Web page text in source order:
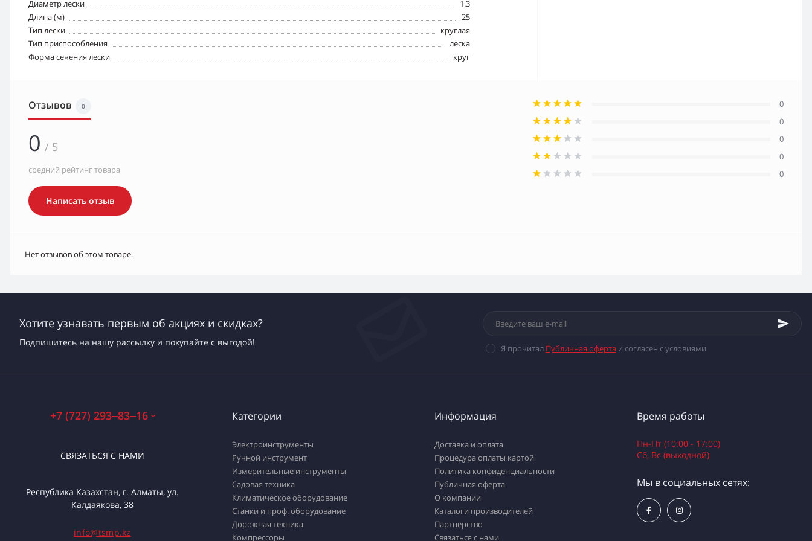
Диаметр лески
1.3
Длина (м)
25
Тип лески
круглая
Тип приспособления
леска
Форма сечения лески
круг
Отзывов 0
0 / 5
средний рейтинг товара
Написать отзыв
0
0
0
0
0
Нет отзывов об этом товаре.
Хотите узнавать первым об акциях и скидках?
Подпишитесь на нашу рассылку и покупайте с выгодой!
Я прочитал Публичная офертаи согласен с условиями
+7 (727) 293‒83‒16
СВЯЗАТЬСЯ С НАМИ
Республика Казахстан, г. Алматы, ул.
Калдаякова, 38
info@tsmp.kz
Категории
Электроинструменты
Ручной инструмент
Измерительные инструменты
Садовая техника
Климатическое оборудование
Станки и проф. оборудование
Дорожная техника
Компрессоры
Информация
Доставка и оплата
Процедура оплаты картой
Политика конфиденциальности
Публичная оферта
О компании
Каталоги производителей
Партнерство
Связаться с нами
Время работы
Пн-Пт (10:00 - 17:00)
Сб, Вс (выходной)
Мы в социальных сетях: